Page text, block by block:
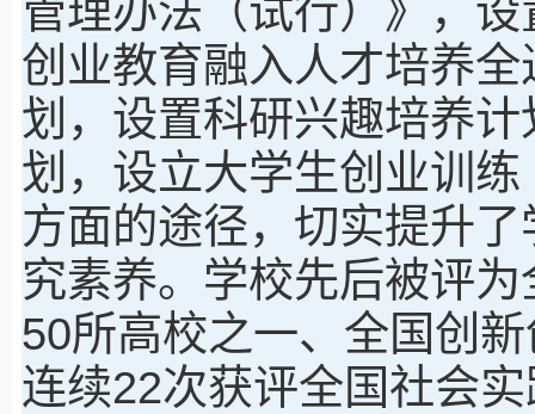
管理办法（试行）》，
创业教育融入人才培养
划，设置科研兴趣培养
划，设立大学生创业训
方面的途径，切实提升
究素养。学校先后被评
50所高校之一、全国创
连续22次获评全国社会